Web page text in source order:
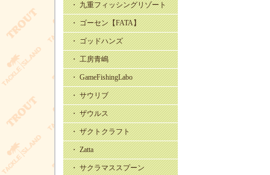
・ 九重フィッシングリゾート
・ ゴーセン【FATA】
・ ゴッドハンズ
・ 工房青嶋
・ GameFishingLabo
・ サウリブ
・ ザウルス
・ ザクトクラフト
・ Zatta
・ サクラマススプーン